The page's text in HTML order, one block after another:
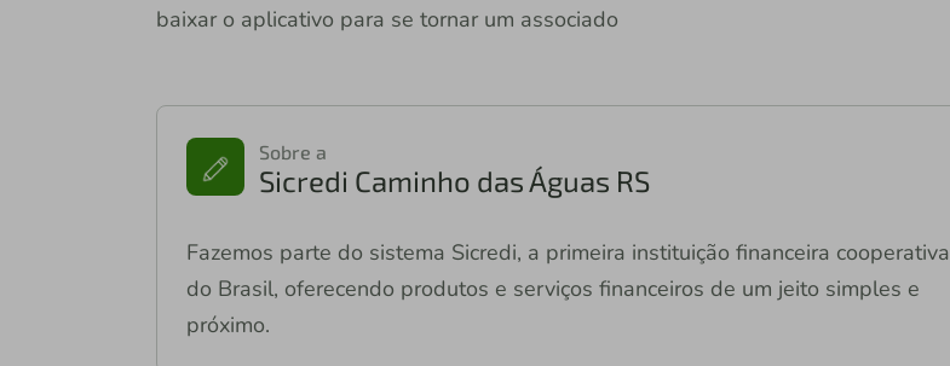
baixar o aplicativo para se tornar um associado
Sobre a
Sicredi Caminho das Águas RS
Fazemos parte do sistema Sicredi, a primeira instituição financeira cooperativa
do Brasil, oferecendo produtos e serviços financeiros de um jeito simples e
próximo.